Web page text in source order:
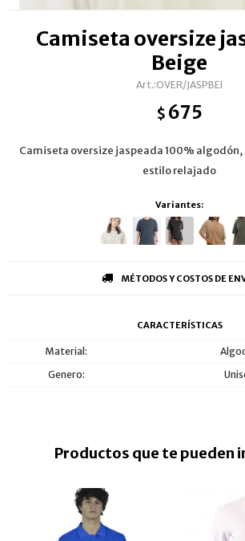
Camiseta oversize
Beige
OVER/JASPBEI
$ 675
Camiseta oversize jaspeada 100% algodón,
estilo relajado
Variantes:
MÉTODOS Y COSTOS DE
CARACTERÍSTICAS
Material
Genero
Productos que te pueden